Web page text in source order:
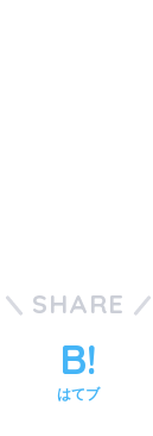
SHARE
はてブ